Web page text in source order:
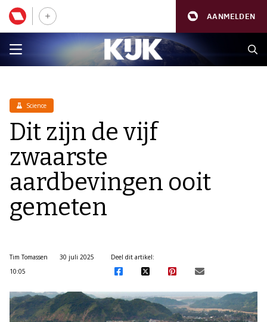
AANMELDEN
Science
Dit zijn de vijf
zwaarste
aardbevingen ooit
gemeten
Tim Tomassen
30 juli 2025
10:05
Deel dit artikel: